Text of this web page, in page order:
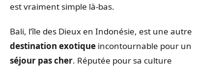
est vraiment simple là-bas.
Bali, l’île des Dieux en Indonésie, est une autre
destination exotique incontournable pour un
séjour pas cher. Réputée pour sa culture